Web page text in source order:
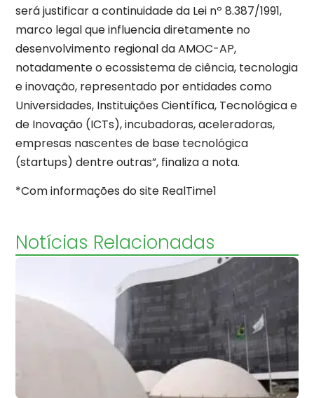
será justificar a continuidade da Lei nº 8.387/1991,
marco legal que influencia diretamente no
desenvolvimento regional da AMOC-AP,
notadamente o ecossistema de ciência, tecnologia
e inovação, representado por entidades como
Universidades, Instituições Científica, Tecnológica e
de Inovação (ICTs), incubadoras, aceleradoras,
empresas nascentes de base tecnológica
(startups) dentre outras”, finaliza a nota.
*Com informações do site RealTime1
Notícias Relacionadas